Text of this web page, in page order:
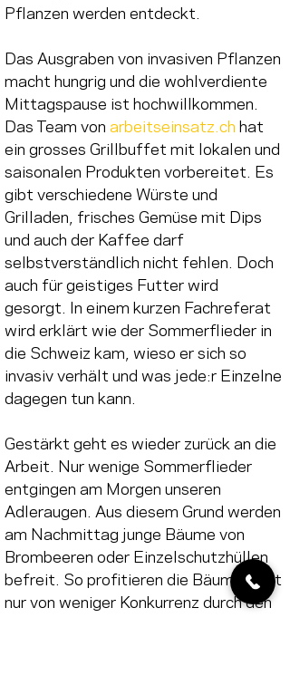
Pflanzen werden entdeckt.
Das Ausgraben von invasiven Pflanzen
macht hungrig und die wohlverdiente
Mittagspause ist hochwillkommen.
Das Team von arbeitseinsatz.ch hat
ein grosses Grillbuffet mit lokalen und
saisonalen Produkten vorbereitet. Es
gibt verschiedene Würste und
Grilladen, frisches Gemüse mit Dips
und auch der Kaffee darf
selbstverständlich nicht fehlen. Doch
auch für geistiges Futter wird
gesorgt. In einem kurzen Fachreferat
wird erklärt wie der Sommerflieder in
die Schweiz kam, wieso er sich so
invasiv verhält und was jede:r Einzelne
dagegen tun kann.
Gestärkt geht es wieder zurück an die
Arbeit. Nur wenige Sommerflieder
entgingen am Morgen unseren
Adleraugen. Aus diesem Grund werden
am Nachmittag junge Bäume von
Brombeeren oder Einzelschutzhüllen
befreit. So profitieren die Bäume nicht
nur von weniger Konkurrenz durch den